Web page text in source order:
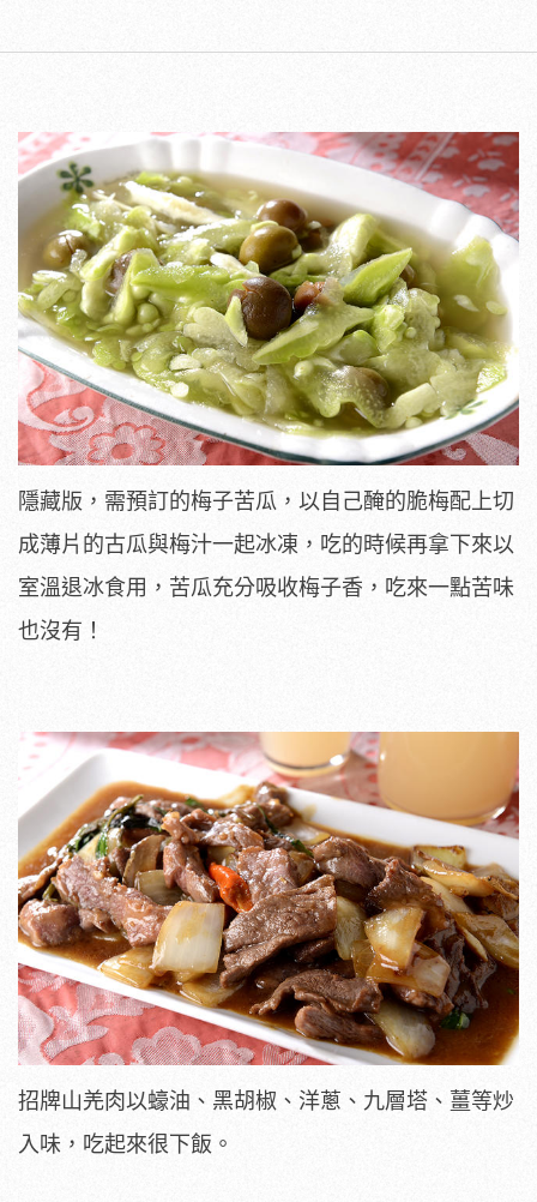
隱藏版，需預訂的梅子苦瓜，以自己醃的脆梅配上切
成薄片的古瓜與梅汁一起冰凍，吃的時候再拿下來以
室溫退冰食用，苦瓜充分吸收梅子香，吃來一點苦味
也沒有！
招牌山羌肉以蠔油、黑胡椒、洋蔥、九層塔、薑等炒
入味，吃起來很下飯。